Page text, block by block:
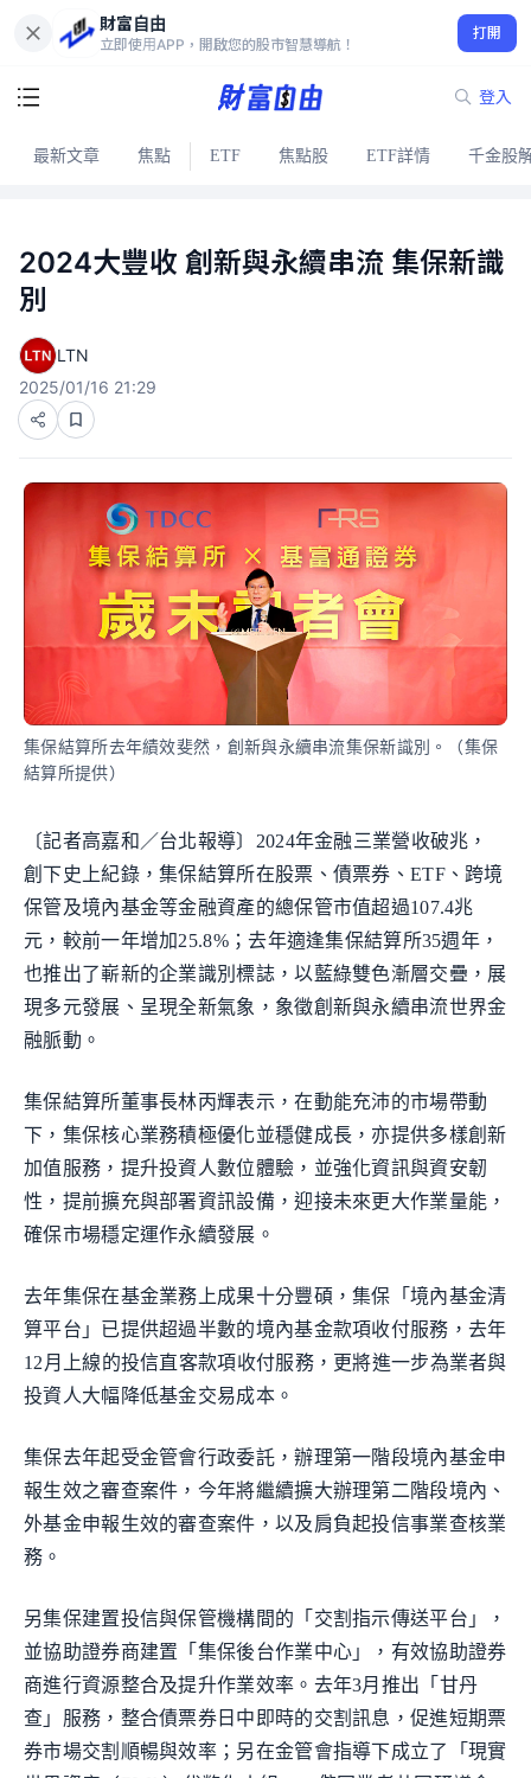
財富自由
立即使用APP，開啟您的股市智慧導航！
打開
登入
最新文章 焦點 ETF 焦點股 ETF詳情 千金股
2024大豐收 創新與永續串流 集保新識
別
LTN
2025/01/16 21:29
集保結算所去年績效斐然，創新與永續串流集保新識別。（集保
結算所提供）
〔記者高嘉和／台北報導〕2024年金融三業營收破兆，
創下史上紀錄，集保結算所在股票、債票券、ETF、跨境
保管及境內基金等金融資產的總保管市值超過107.4兆
元，較前一年增加25.8%；去年適逢集保結算所35週年，
也推出了嶄新的企業識別標誌，以藍綠雙色漸層交疊，展
現多元發展、呈現全新氣象，象徵創新與永續串流世界金
融脈動。
集保結算所董事長林丙輝表示，在動能充沛的市場帶動
下，集保核心業務積極優化並穩健成長，亦提供多樣創新
加值服務，提升投資人數位體驗，並強化資訊與資安韌
性，提前擴充與部署資訊設備，迎接未來更大作業量能，
確保市場穩定運作永續發展。
去年集保在基金業務上成果十分豐碩，集保「境內基金清
算平台」已提供超過半數的境內基金款項收付服務，去年
12月上線的投信直客款項收付服務，更將進一步為業者與
投資人大幅降低基金交易成本。
集保去年起受金管會行政委託，辦理第一階段境內基金申
報生效之審查案件，今年將繼續擴大辦理第二階段境內、
外基金申報生效的審查案件，以及肩負起投信事業查核業
務。
另集保建置投信與保管機構間的「交割指示傳送平台」，
並協助證券商建置「集保後台作業中心」，有效協助證券
商進行資源整合及提升作業效率。去年3月推出「甘丹
查」服務，整合債票券日中即時的交割訊息，促進短期票
券市場交割順暢與效率；另在金管會指導下成立了「現實